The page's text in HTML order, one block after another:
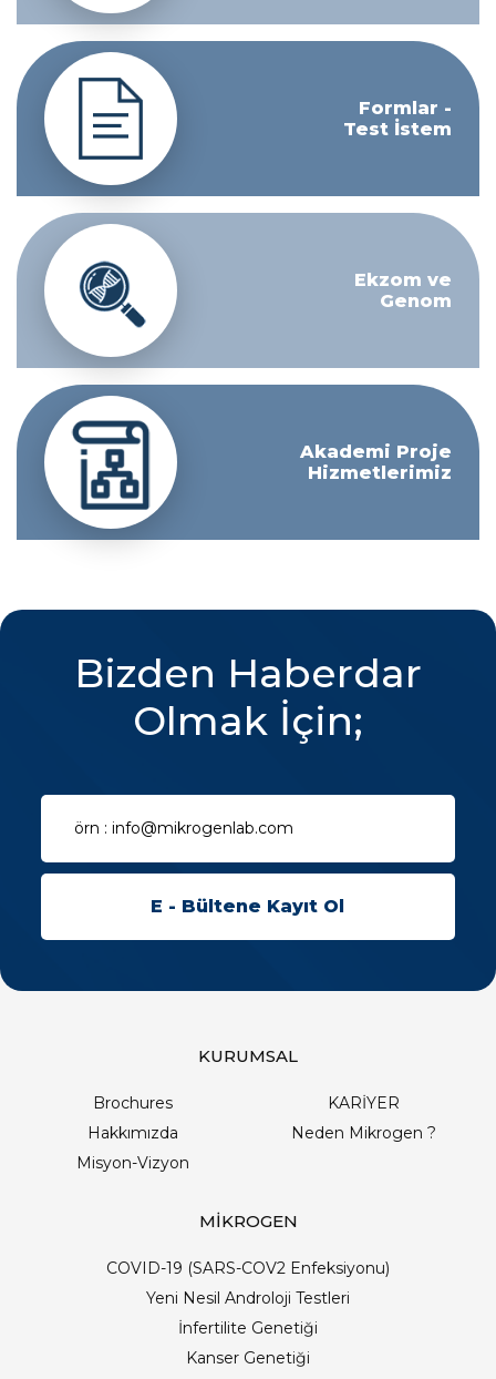
Formlar -
Test İstem
Ekzom ve
Genom
Akademi Proje
Hizmetlerimiz
Bizden Haberdar
Olmak İçin;
KURUMSAL
Brochures
KARİYER
Hakkımızda
Neden Mikrogen ?
Misyon-Vizyon
MİKROGEN
COVID-19 (SARS-COV2 Enfeksiyonu)
Yeni Nesil Androloji Testleri
İnfertilite Genetiği
Kanser Genetiği